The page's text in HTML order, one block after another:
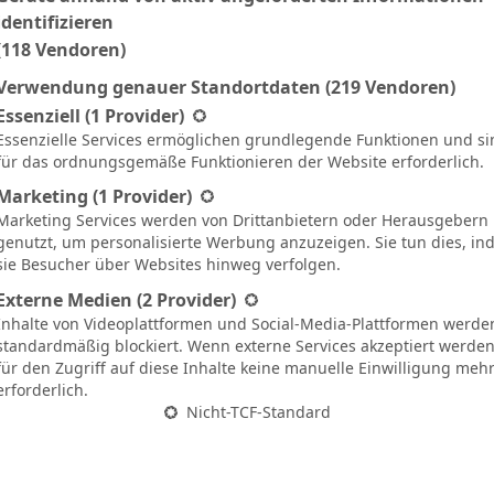
Ergebnis
U 1:1
30`
N 1:0
60`
N 2:3
90`
S 0:2 90`
1
N 1:0
34`
S 3:2
70`
S 1:0
56`
N 2:1
Vendoren)
genauer Standortdaten (219 Vendoren)
eine Liste der Service-Gruppen, für die eine Einwilligung
(1 Provider)
Services ermöglichen grundlegende Funktionen und
das ordnungsgemäße Funktionieren der Website erforderlich.
(1 Provider)
Services werden von Drittanbietern oder Herausgebern
um personalisierte Werbung anzuzeigen. Sie tun dies,
Besucher über Websites hinweg verfolgen.
Medien (2 Provider)
von Videoplattformen und Social-Media-Plattformen
blockiert. Wenn externe Services akzeptiert
den Zugriff auf diese Inhalte keine manuelle Einwilligung mehr
Nicht-TCF-Standard